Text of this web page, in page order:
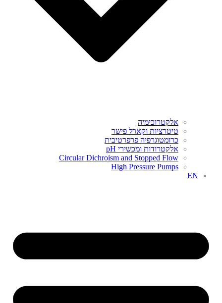
אלקטרוכימיה
טיטרציות וקארל פישר
כרומטוגרפיה פרפרטיבית
אלקטרודות ומכשירי pH
Circular Dichroism and Stopped Flow
High Pressure Pumps
EN